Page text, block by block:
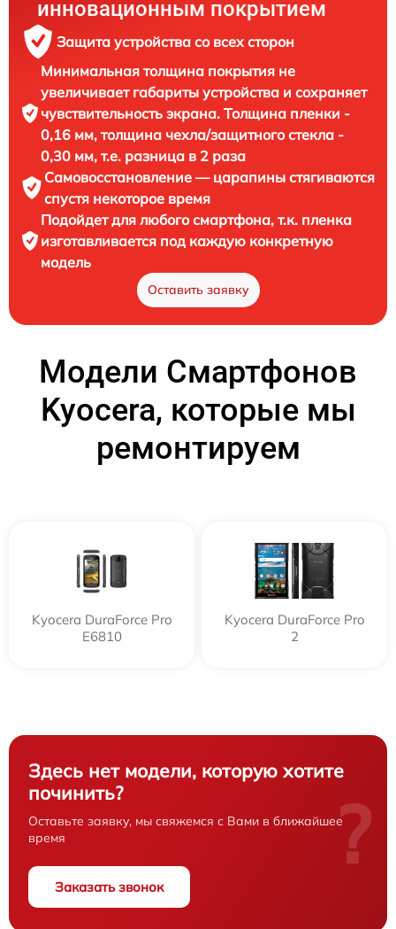
инновационным покрытием
Защита устройства со всех сторон
Минимальная толщина покрытия не
увеличивает габариты устройства и сохраняет
чувствительность экрана. Толщина пленки -
0,16 мм, толщина чехла/защитного стекла -
0,30 мм, т.е. разница в 2 раза
Самовосстановление — царапины стягиваются
спустя некоторое время
Подойдет для любого смартфона, т.к. пленка
изготавливается под каждую конкретную
модель
Оставить заявку
Модели Смартфонов
Kyocera, которые мы
ремонтируем
Kyocera DuraForce Pro
E6810
Kyocera DuraForce Pro
2
Здесь нет модели, которую хотите
починить?
Оставьте заявку, мы свяжемся с Вами в ближайшее
время
Заказать звонок
?